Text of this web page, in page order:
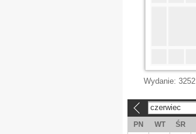
Wydanie: 3252
czerwiec
PN WT ŚR